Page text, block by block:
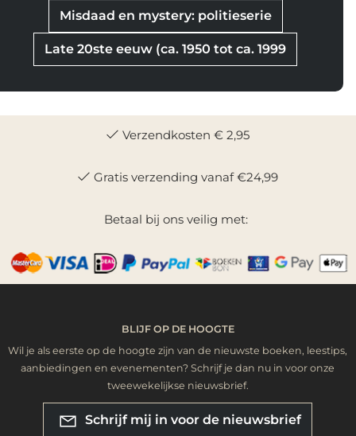
Misdaad en mystery: politieserie
Late 20ste eeuw (ca. 1950 tot ca. 1999
Verzendkosten € 2,95
Gratis verzending vanaf €24,99
Betaal bij ons veilig met:
BLIJF OP DE HOOGTE
Wil je als eerste op de hoogte zijn van de nieuwste boeken, leestips,
aanbiedingen en evenementen? Schrijf je dan nu in voor onze
tweewekelijkse nieuwsbrief.
Schrijf mij in voor de nieuwsbrief